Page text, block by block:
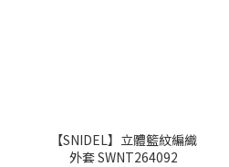
【SNIDEL】立體籃紋編織
外套 SWNT264092